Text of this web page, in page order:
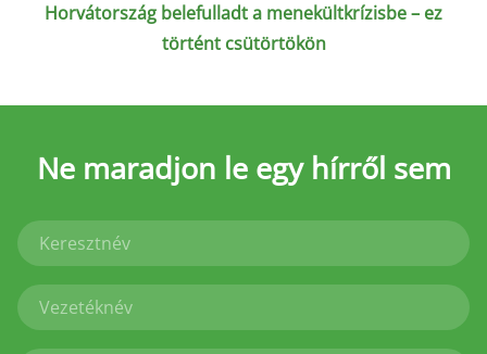
Horvátország belefulladt a menekültkrízisbe – ez
történt csütörtökön
Ne maradjon le egy hírről sem